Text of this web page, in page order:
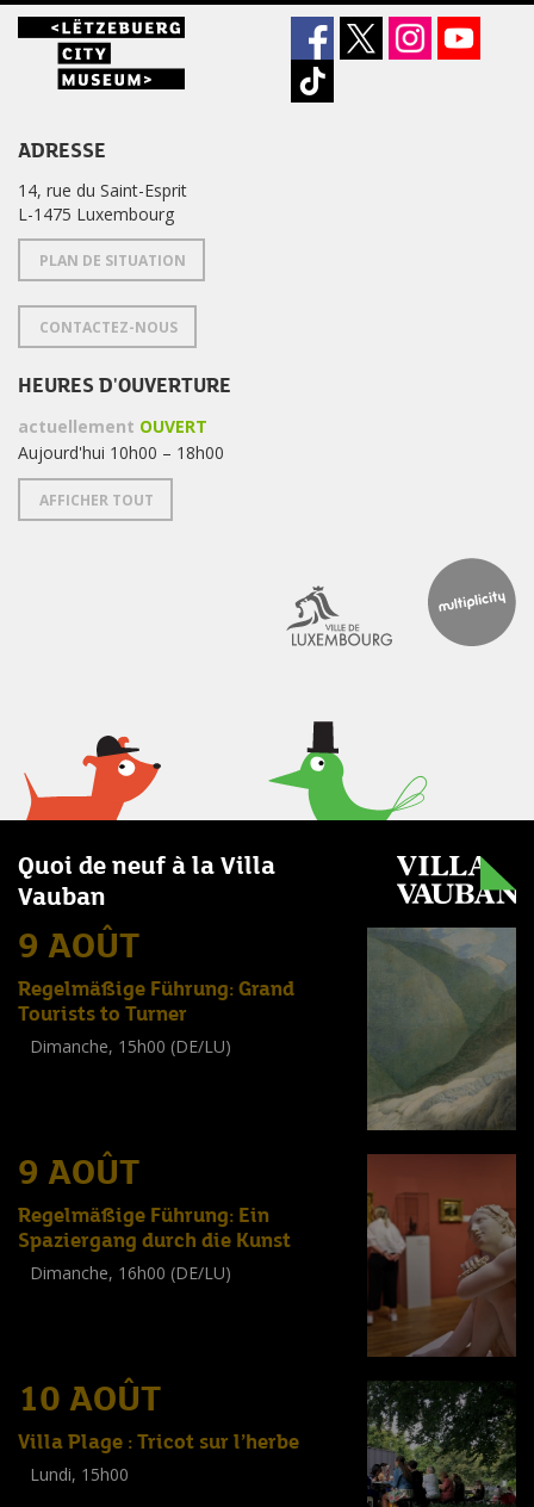
ADRESSE
14, rue du Saint-Esprit
L-1475 Luxembourg
PLAN DE SITUATION
CONTACTEZ-NOUS
HEURES D'OUVERTURE
actuellement OUVERT
Aujourd'hui 10h00 – 18h00
AFFICHER TOUT
Quoi de neuf à la Villa
Vauban
9 AOÛT
Regelmäßige Führung: Grand
Tourists to Turner
Dimanche, 15h00 (DE/LU)
9 AOÛT
Regelmäßige Führung: Ein
Spaziergang durch die Kunst
Dimanche, 16h00 (DE/LU)
10 AOÛT
Villa Plage : Tricot sur l’herbe
Lundi, 15h00